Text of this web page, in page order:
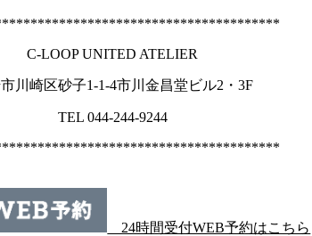
C-LOOP UNITED ATELIER
川崎区砂子1-1-4市川金昌堂ビル2・3F
TEL 044-244-9244
24時間受付WEB予約はこちら